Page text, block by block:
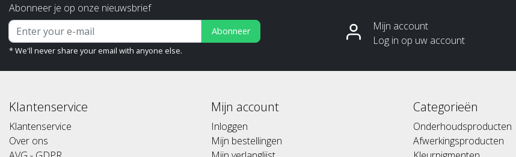
Abonneer je op onze nieuwsbrief
Abonneer
* We'll never share your email with anyone else.
Mijn account
Log in op uw account
Klantenservice
Klantenservice
Over ons
Mijn account
Inloggen
Mijn bestellingen
Categorieën
Onderhoudsproducten
Afwerkingsproducten